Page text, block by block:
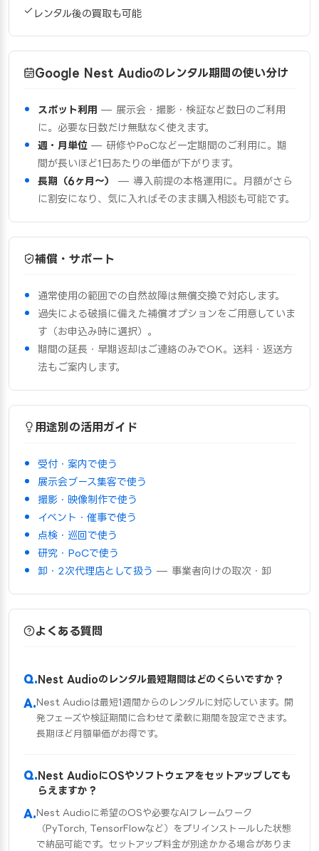
レンタル後の買取も可能
Google Nest Audioのレンタル期間の使い分け
スポット利用 — 展示会・撮影・検証など数日のご利用
に。必要な日数だけ無駄なく使えます。
週・月単位 — 研修やPoCなど一定期間のご利用に。期
間が長いほど1日あたりの単価が下がります。
長期（6ヶ月〜）
— 導入前提の本格運用に。月額がさら
に割安になり、気に入ればそのまま購入相談も可能です。
補償・サポート
通常使用の範囲での自然故障は無償交換で対応します。
過失による破損に備えた補償オプションをご用意していま
す（お申込み時に選択）。
期間の延長・早期返却はご連絡のみでOK。送料・返送方
法もご案内します。
用途別の活用ガイド
受付・案内で使う
展示会ブース集客で使う
撮影・映像制作で使う
イベント・催事で使う
点検・巡回で使う
研究・PoCで使う
卸・2次代理店として扱う — 事業者向けの取次・卸
よくある質問
Nest Audioのレンタル最短期間はどのくらいですか？
Nest Audioは最短1週間からのレンタルに対応しています。開
発フェーズや検証期間に合わせて柔軟に期間を設定できます。
長期ほど月額単価がお得です。
Nest AudioにOSやソフトウェアをセットアップしても
らえますか？
Nest Audioに希望のOSや必要なAIフレームワーク
（PyTorch, TensorFlowなど）をプリインストールした状態
で納品可能です。セットアップ料金が別途かかる場合がありま